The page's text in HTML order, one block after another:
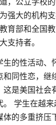
强大的机构
育部和全国
支持者。
生的性活动、
和同性恋，继
这是美国社会
。 学生在越
体的多重挤压